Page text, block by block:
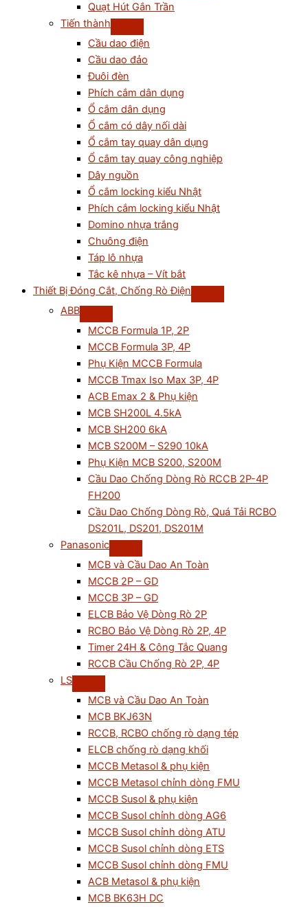
Quạt Hút Gắn Trần
Tiến thành
Cầu dao điện
Cầu dao đảo
Đuôi đèn
Phích cắm dân dụng
Ổ cắm dân dụng
Ổ cắm có dây nối dài
Ổ cắm tay quay dân dụng
Ổ cắm tay quay công nghiệp
Dây nguồn
Ổ cắm locking kiểu Nhật
Phích cắm locking kiểu Nhật
Domino nhựa trắng
Chuông điện
Táp lô nhựa
Tắc kê nhựa – Vít bắt
Thiết Bị Đóng Cắt, Chống Rò Điện
ABB
MCCB Formula 1P, 2P
MCCB Formula 3P, 4P
Phụ Kiện MCCB Formula
MCCB Tmax Iso Max 3P, 4P
ACB Emax 2 & Phụ kiện
MCB SH200L 4.5kA
MCB SH200 6kA
MCB S200M – S290 10kA
Phụ Kiện MCB S200, S200M
Cầu Dao Chống Dòng Rò RCCB 2P-4P
FH200
Cầu Dao Chống Dòng Rò, Quá Tải RCBO
DS201L, DS201, DS201M
Panasonic
MCB và Cầu Dao An Toàn
MCCB 2P – GD
MCCB 3P – GD
ELCB Bảo Vệ Dòng Rò 2P
RCBO Bảo Vệ Dòng Rò 2P, 4P
Timer 24H & Công Tắc Quang
RCCB Cầu Chống Rò 2P, 4P
LS
MCB và Cầu Dao An Toàn
MCB BKJ63N
RCCB, RCBO chống rò dạng tép
ELCB chống rò dạng khối
MCCB Metasol & phụ kiện
MCCB Metasol chỉnh dòng FMU
MCCB Susol & phụ kiện
MCCB Susol chỉnh dòng AG6
MCCB Susol chỉnh dòng ATU
MCCB Susol chỉnh dòng ETS
MCCB Susol chỉnh dòng FMU
ACB Metasol & phụ kiện
MCB BK63H DC